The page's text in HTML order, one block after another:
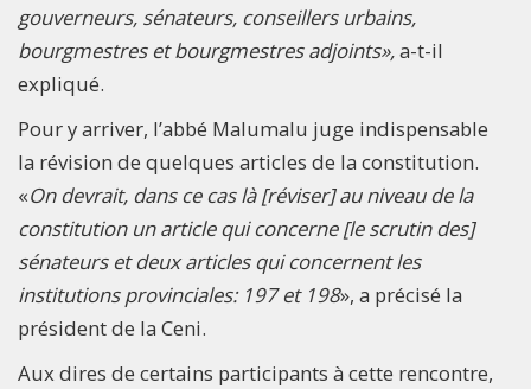
gouverneurs, sénateurs, conseillers urbains,
bourgmestres et bourgmestres adjoints»,a-t-il
expliqué.
Pour y arriver, l’abbé Malumalu juge indispensable
la révision de quelques articles de la constitution.
«On devrait, dans ce cas là [réviser] au niveau de la
constitution un article qui concerne [le scrutin des]
sénateurs et deux articles qui concernent les
institutions provinciales: 197 et 198», a précisé la
président de la Ceni.
Aux dires de certains participants à cette rencontre,